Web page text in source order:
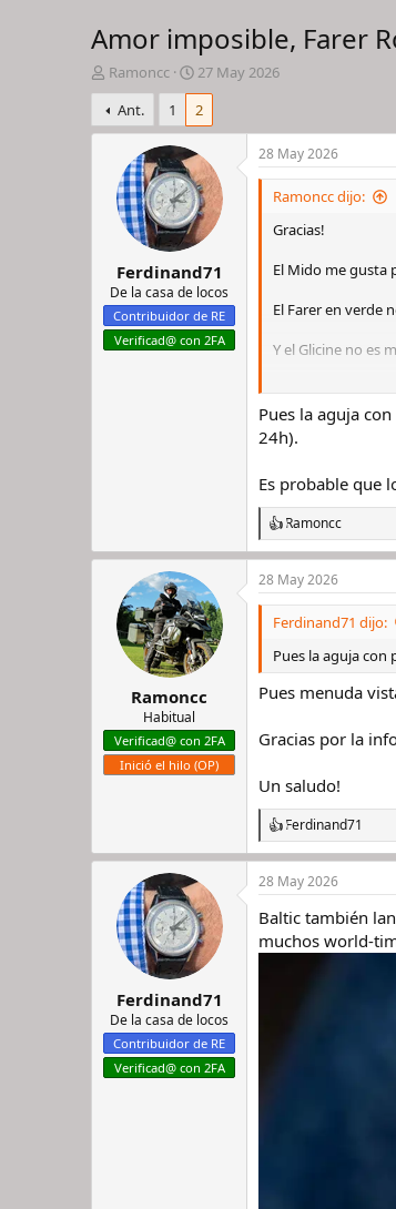
Amor imposible, Farer
I
n
i
c
h
i
l
Ramoncc
F
e
c
h
a
d
e
i
n
i
c
i
o
27 May 2026
Ant.
1 2
Ferdinand71
De la casa de locos
Contribuidor de RE
Verificad@ con 2FA
28 May 2026
Ramoncc dijo:
Gracias!
El Mido me gusta
El Farer en verde
Y el Glicine no es
Saludos!!
Pues la aguja
24h).
Es probable que
R
e
a
c
c
e
s
Ramoncc
Ramoncc
Habitual
Verificad@ con 2FA
Inició el hilo (OP)
28 May 2026
Ferdinand71 dijo:
Pues la aguja con
Pues menuda
Gracias por la
Un saludo!
R
e
a
c
i
o
n
Ferdinand71
Ferdinand71
De la casa de locos
Contribuidor de RE
Verificad@ con 2FA
28 May 2026
Baltic también
muchos world-